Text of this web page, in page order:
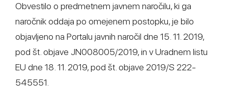
Obvestilo o predmetnem javnem naročilu, ki ga
naročnik oddaja po omejenem postopku, je bilo
objavljeno na Portalu javnih naročil dne 15. 11. 2019,
pod št. objave JN008005/2019, in v Uradnem listu
EU dne 18. 11. 2019, pod št. objave 2019/S 222-
545551.